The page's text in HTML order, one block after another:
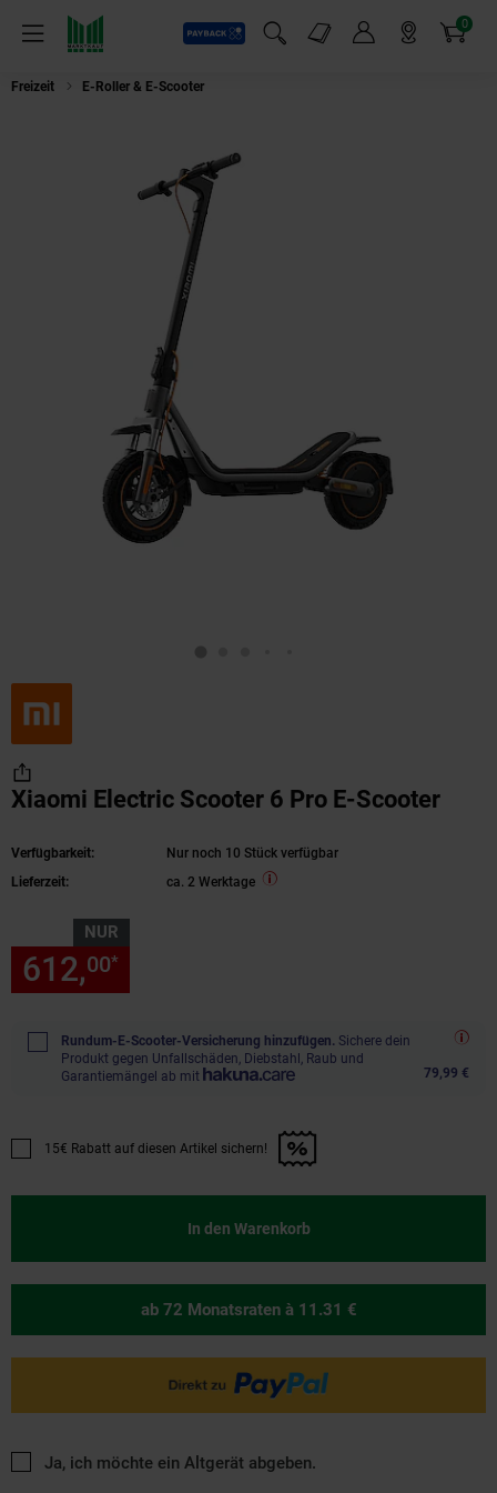
Menü
Payback
Suchfeld einblenden
Markt-Angebote 0
Artikel
Freizeit E-Roller & E-Scooter
Xiaomi Electric Scooter 6 Pro E-Scooter
Verfügbarkeit:
Nur noch 10 Stück verfügbar
Lieferzeit:
ca. 2 Werktage
NUR
612,00*
Rundum-E-Scooter-Versicherung hinzufügen. Sichere dein
Produkt gegen Unfallschäden, Diebstahl, Raub und
Garantiemängel ab mit
79,99 €
Promotion "15€ Rabatt auf diesen Artikel sichern!" anwenden
15€ Rabatt auf diesen Artikel sichern!
In den Warenkorb
ab 72 Monatsraten à 11.31 €
Ja, ich möchte ein Altgerät abgeben.